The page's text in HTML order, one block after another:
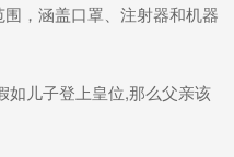
，涵盖口罩、注射器和机器
如儿子登上皇位,那么父亲该